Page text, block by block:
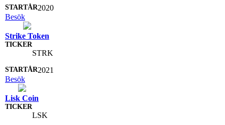
2020
Besök
Strike Token
STRK
2021
Besök
Lisk Coin
LSK